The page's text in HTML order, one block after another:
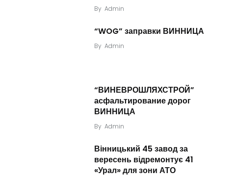
By Admin
“WOG” заправки ВИННИЦА
By Admin
“ВИНЕВРОШЛЯХСТРОЙ”
асфальтирование дорог
ВИННИЦА
By Admin
Вінницький 45 завод за
вересень відремонтує 41
«Урал» для зони АТО